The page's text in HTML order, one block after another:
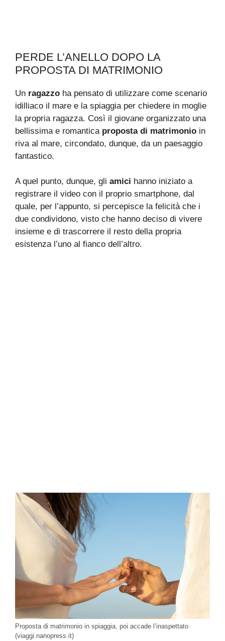
PERDE L’ANELLO DOPO LA
PROPOSTA DI MATRIMONIO
Un ragazzo ha pensato di utilizzare come scenario
idilliaco il mare e la spiaggia per chiedere in moglie
la propria ragazza. Così il giovane organizzato una
bellissima e romantica proposta di matrimonio in
riva al mare, circondato, dunque, da un paesaggio
fantastico.
A quel punto, dunque, gli amici hanno iniziato a
registrare il video con il proprio smartphone, dal
quale, per l’appunto, si percepisce la felicità che i
due condividono, visto che hanno deciso di vivere
insieme e di trascorrere il resto della propria
esistenza l’uno al fianco dell’altro.
Proposta di matrimonio in spiaggia, poi accade l’inaspettato
(viaggi.nanopress.it)